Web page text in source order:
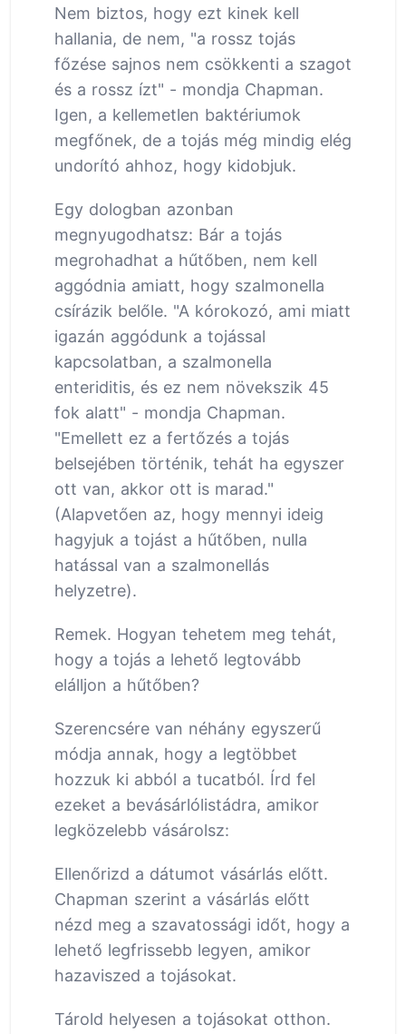
Nem biztos, hogy ezt kinek kell
hallania, de nem, "a rossz tojás
főzése sajnos nem csökkenti a szagot
és a rossz ízt" - mondja Chapman.
Igen, a kellemetlen baktériumok
megfőnek, de a tojás még mindig elég
undorító ahhoz, hogy kidobjuk.
Egy dologban azonban
megnyugodhatsz: Bár a tojás
megrohadhat a hűtőben, nem kell
aggódnia amiatt, hogy szalmonella
csírázik belőle. "A kórokozó, ami miatt
igazán aggódunk a tojással
kapcsolatban, a szalmonella
enteriditis, és ez nem növekszik 45
fok alatt" - mondja Chapman.
"Emellett ez a fertőzés a tojás
belsejében történik, tehát ha egyszer
ott van, akkor ott is marad."
(Alapvetően az, hogy mennyi ideig
hagyjuk a tojást a hűtőben, nulla
hatással van a szalmonellás
helyzetre).
Remek. Hogyan tehetem meg tehát,
hogy a tojás a lehető legtovább
elálljon a hűtőben?
Szerencsére van néhány egyszerű
módja annak, hogy a legtöbbet
hozzuk ki abból a tucatból. Írd fel
ezeket a bevásárlólistádra, amikor
legközelebb vásárolsz:
Ellenőrizd a dátumot vásárlás előtt.
Chapman szerint a vásárlás előtt
nézd meg a szavatossági időt, hogy a
lehető legfrissebb legyen, amikor
hazaviszed a tojásokat.
Tárold helyesen a tojásokat otthon.